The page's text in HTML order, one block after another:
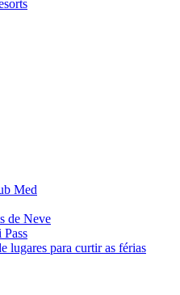
Med
de Neve
lugares para curtir as férias